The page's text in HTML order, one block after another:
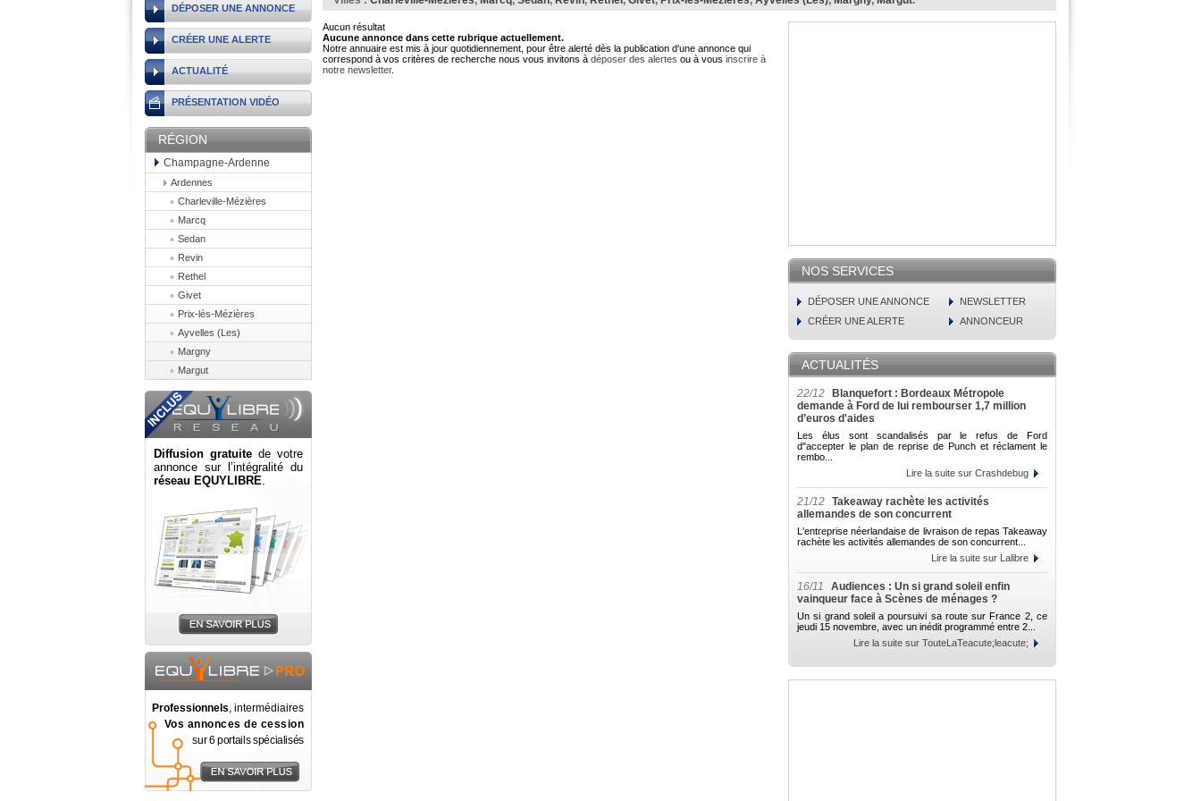
DÉPOSER UNE ANNONCE
CRÉER UNE ALERTE
ACTUALITÉ
PRÉSENTATION VIDÉO
RÉGION
Champagne-Ardenne
Ardennes
Charleville-Mézières
Marcq
Sedan
Revin
Rethel
Givet
Prix-lès-Mézières
Ayvelles (Les)
Margny
Margut
Diffusion gratuite de votre
annonce sur l’intégralité du
réseau EQUYLIBRE.
Professionnels, intermédiaires
Vos annonces de cession
sur 6 portails spécialisés
Aucun résultat
Aucune annonce dans cette rubrique actuellement.
Notre annuaire est mis à jour quotidiennement, pour être alerté dès la publication d'une annonce qui
correspond à vos critères de recherche nous vous invitons à déposer des alertes ou à vous inscrire à
notre newsletter.
NOS SERVICES
DÉPOSER UNE ANNONCE
NEWSLETTER
CRÉER UNE ALERTE
ANNONCEUR
ACTUALITÉS
22/12
Blanquefort : Bordeaux Métropole
demande à Ford de lui rembourser 1,7 million
d’euros d'aides
Les élus sont scandalisés par le refus de Ford
d"accepter le plan de reprise de Punch et réclament le
rembo...
Lire la suite sur Crashdebug
21/12 Takeaway rachète les activités
allemandes de son concurrent
L'entreprise néerlandaise de livraison de repas Takeaway
rachète les activités allemandes de son concurrent...
Lire la suite sur Lalibre
16/11
Audiences : Un si grand soleil enfin
vainqueur face à Scènes de ménages ?
Un si grand soleil a poursuivi sa route sur France 2, ce
jeudi 15 novembre, avec un inédit programmé entre 2...
Lire la suite sur TouteLaTeacute;leacute;